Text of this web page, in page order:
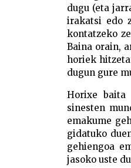
dugu (eta
irakatsi edo
kontatzeko
Baina orain,
horiek
dugun gure
Horixe baita
sinesten
emakume
gidatuko
gehiengoa
jasoko uste